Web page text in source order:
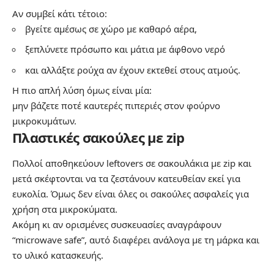
Αν συμβεί κάτι τέτοιο:
βγείτε αμέσως σε χώρο με καθαρό αέρα,
ξεπλύνετε πρόσωπο και μάτια με άφθονο νερό
και αλλάξτε ρούχα αν έχουν εκτεθεί στους ατμούς.
Η πιο απλή λύση όμως είναι μία:
μην βάζετε ποτέ καυτερές πιπεριές στον φούρνο
μικροκυμάτων.
Πλαστικές σακούλες με zip
Πολλοί αποθηκεύουν leftovers σε σακουλάκια με zip και
μετά σκέφτονται να τα ζεστάνουν κατευθείαν εκεί για
ευκολία. Όμως δεν είναι όλες οι σακούλες ασφαλείς για
χρήση στα μικροκύματα.
Ακόμη κι αν ορισμένες συσκευασίες αναγράφουν
“microwave safe”, αυτό διαφέρει ανάλογα με τη μάρκα και
το υλικό κατασκευής.